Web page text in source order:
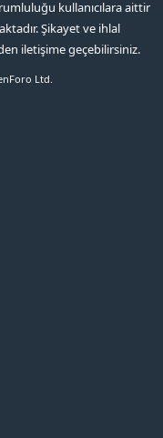
kullanıcılara aittir
Şikayet ve ihlal
iletişime geçebilirsiniz.
Ltd.